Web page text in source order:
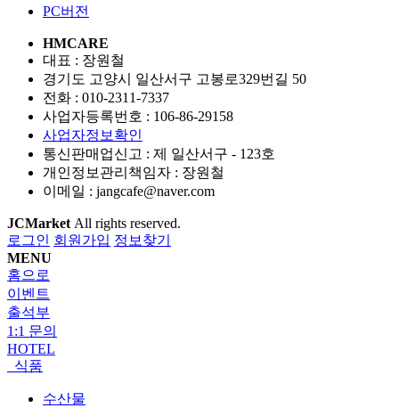
PC버전
HMCARE
대표 : 장원철
경기도 고양시 일산서구 고봉로329번길 50
전화 : 010-2311-7337
사업자등록번호 : 106-86-29158
사업자정보확인
통신판매업신고 : 제 일산서구 - 123호
개인정보관리책임자 : 장원철
이메일 : jangcafe@naver.com
JCMarket All rights reserved.
로그인 회원가입 정보찾기
MENU
홈으로
이벤트
출석부
1:1 문의
HOTEL
식품
수산물